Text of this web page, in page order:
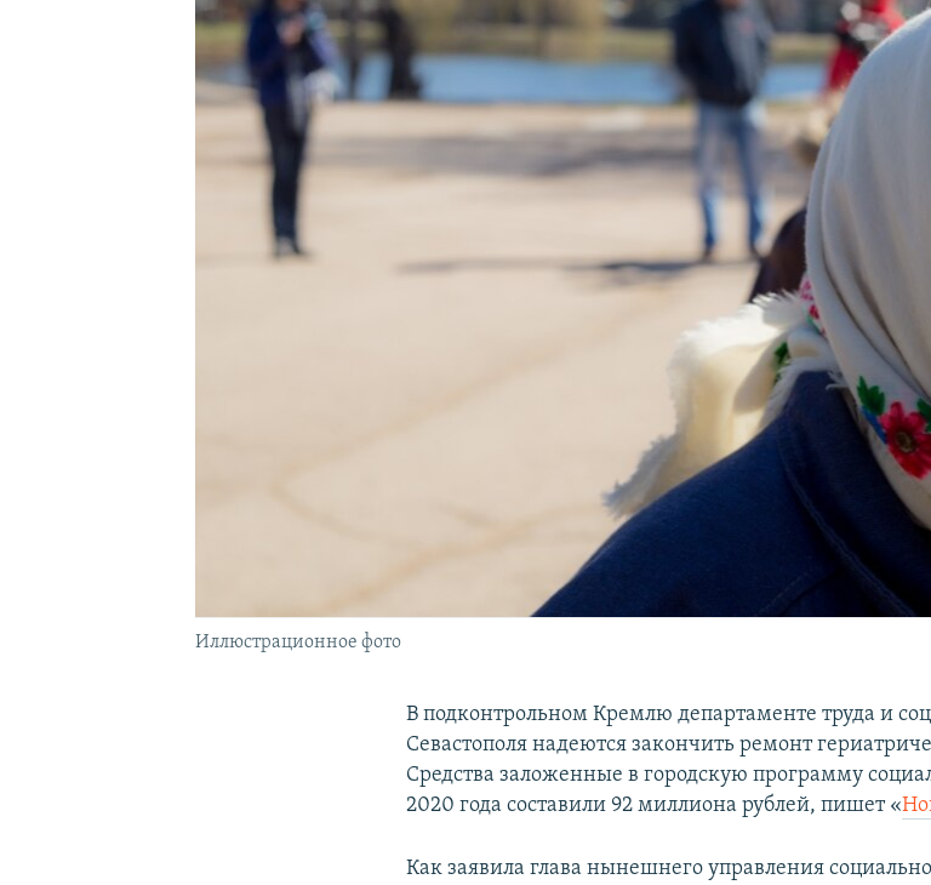
УКРАИНСКАЯ ПРОБЛЕМА КРЫМА
Иллюстрационное фото
В подконтрольном Кремлю департаменте труда и
Севастополя надеются закончить ремонт
Средства заложенные в городскую программу
2020 года составили 92 миллиона рублей, пишет «
Как заявила глава нынешнего управления